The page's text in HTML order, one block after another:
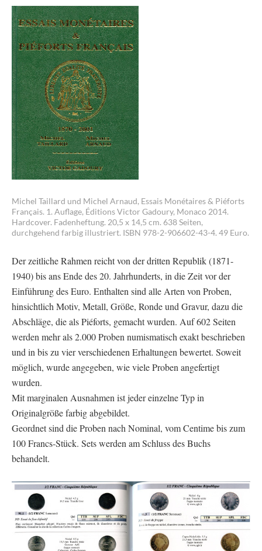
Michel Taillard und Michel Arnaud, Essais Monétaires & Piéforts
Français. 1. Auflage, Éditions Victor Gadoury, Monaco 2014.
Hardcover. Fadenheftung. 20,5 x 14,5 cm. 638 Seiten,
durchgehend farbig illustriert. ISBN 978-2-906602-43-4. 49 Euro.
Der zeitliche Rahmen reicht von der dritten Republik (1871-
1940) bis ans Ende des 20. Jahrhunderts, in die Zeit vor der
Einführung des Euro. Enthalten sind alle Arten von Proben,
hinsichtlich Motiv, Metall, Größe, Ronde und Gravur, dazu die
Abschläge, die als Piéforts, gemacht wurden. Auf 602 Seiten
werden mehr als 2.000 Proben numismatisch exakt beschrieben
und in bis zu vier verschiedenen Erhaltungen bewertet. Soweit
möglich, wurde angegeben, wie viele Proben angefertigt
wurden.
Mit marginalen Ausnahmen ist jeder einzelne Typ in
Originalgröße farbig abgebildet.
Geordnet sind die Proben nach Nominal, vom Centime bis zum
100 Francs-Stück. Sets werden am Schluss des Buchs
behandelt.